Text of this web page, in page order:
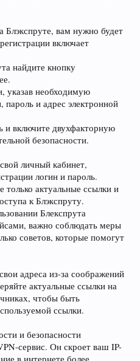
Блэкспруте, вам нужно будет
включает
найдите кнопку
указав необходимую
и адрес электронной
и включите двухфакторную
безопасности.
личный кабинет,
логин и пароль.
только актуальные ссылки и
к Блэкспруту.
Блекспрута
важно соблюдать меры
советов, которые помогут
адреса из-за соображений
актуальные ссылки на
чтобы быть
ссылки.
и безопасности
сервис. Он скроет ваш IP-